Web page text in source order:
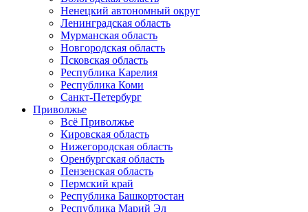
Ненецкий автономный округ
Ленинградская область
Мурманская область
Новгородская область
Псковская область
Республика Карелия
Республика Коми
Санкт-Петербург
Приволжье
Всё Приволжье
Кировская область
Нижегородская область
Оренбургская область
Пензенская область
Пермский край
Республика Башкортостан
Республика Марий Эл